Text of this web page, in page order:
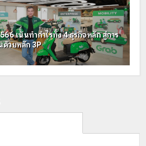
เน้นทำกำไรทั้ง 4 ธุรกิจหลัก สู่การ
ด้วยหลัก 3P